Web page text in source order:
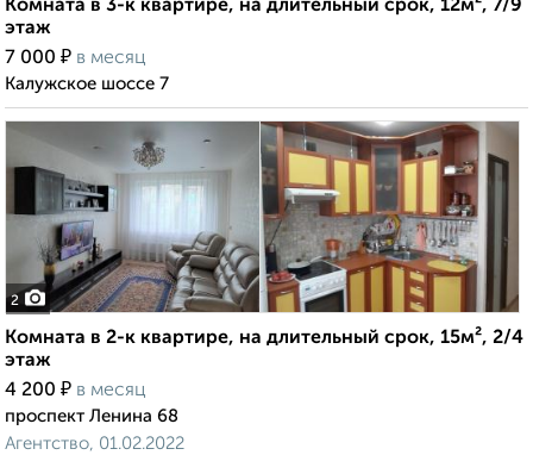
Комната в 3-к квартире, на длительный срок, 12м², 7/9
этаж
7 000 ₽ в месяц
Калужское шоссе 7
2
Комната в 2-к квартире, на длительный срок, 15м², 2/4
этаж
4 200 ₽ в месяц
проспект Ленина 68
Агентство, 01.02.2022